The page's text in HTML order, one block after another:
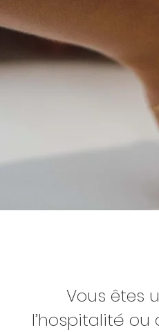
Vous êtes
l’hospitalité ou